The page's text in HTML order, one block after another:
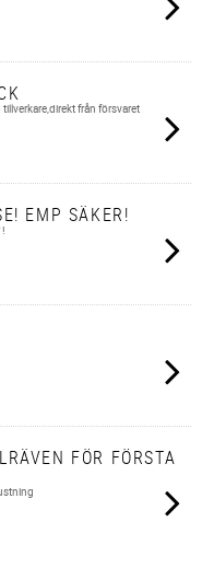
från försvaret
EMP SÄKER!
FÖR FÖRSTA